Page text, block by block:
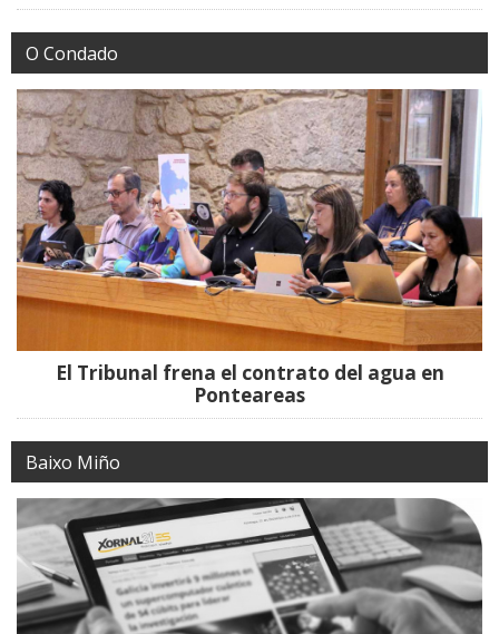
O Condado
El Tribunal frena el contrato del agua en
Ponteareas
Baixo Miño